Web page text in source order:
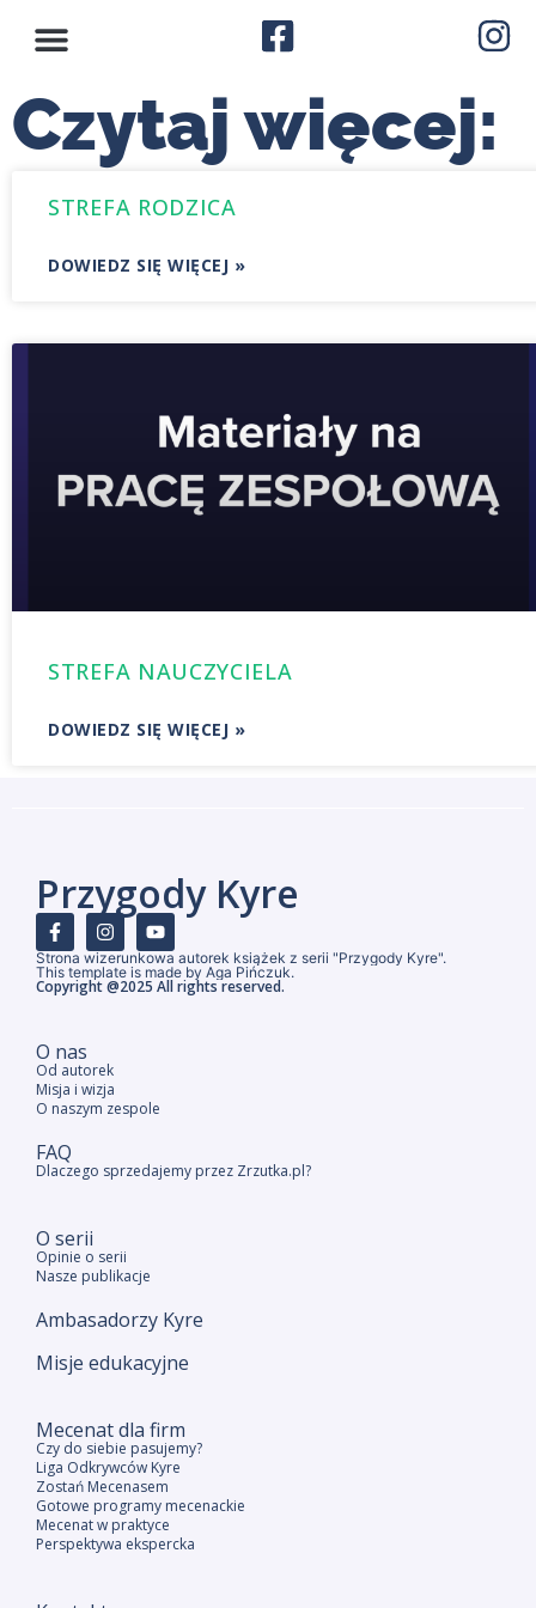
Czytaj więcej:
STREFA RODZICA
DOWIEDZ SIĘ WIĘCEJ »
STREFA NAUCZYCIELA
DOWIEDZ SIĘ WIĘCEJ »
Przygody Kyre
Strona wizerunkowa autorek książek z serii "Przygody Kyre".
This template is made by Aga Pińczuk.
Copyright @2025 All rights reserved.
O nas
Od autorek
Misja i wizja
O naszym zespole
FAQ
Dlaczego sprzedajemy przez Zrzutka.pl?
O serii
Opinie o serii
Nasze publikacje
Ambasadorzy Kyre
Misje edukacyjne
Mecenat dla firm
Czy do siebie pasujemy?
Liga Odkrywców Kyre
Zostań Mecenasem
Gotowe programy mecenackie
Mecenat w praktyce
Perspektywa ekspercka